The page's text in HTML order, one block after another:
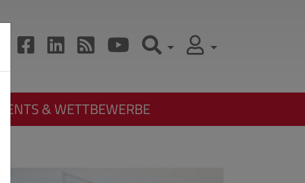
EVENTS & WETTBEWERBE